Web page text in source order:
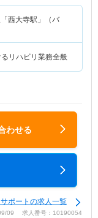
「西大寺駅」（バ
リハビリ業務全般
わせる
ポートの求人一覧
09 求人番号：10190054